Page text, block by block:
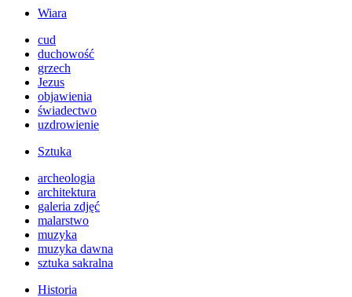
Wiara
cud
duchowość
grzech
Jezus
objawienia
świadectwo
uzdrowienie
Sztuka
archeologia
architektura
galeria zdjęć
malarstwo
muzyka
muzyka dawna
sztuka sakralna
Historia